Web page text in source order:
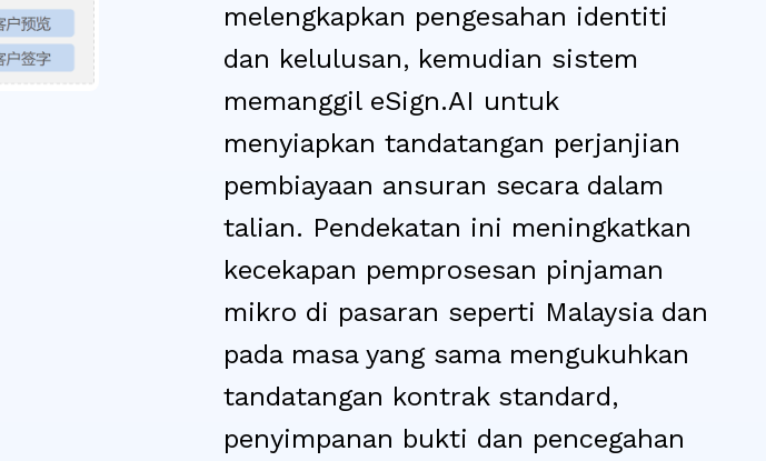
melengkapkan pengesahan identiti
dan kelulusan, kemudian sistem
memanggil eSign.AI untuk
menyiapkan tandatangan perjanjian
pembiayaan ansuran secara dalam
talian. Pendekatan ini meningkatkan
kecekapan pemprosesan pinjaman
mikro di pasaran seperti Malaysia dan
pada masa yang sama mengukuhkan
tandatangan kontrak standard,
penyimpanan bukti dan pencegahan